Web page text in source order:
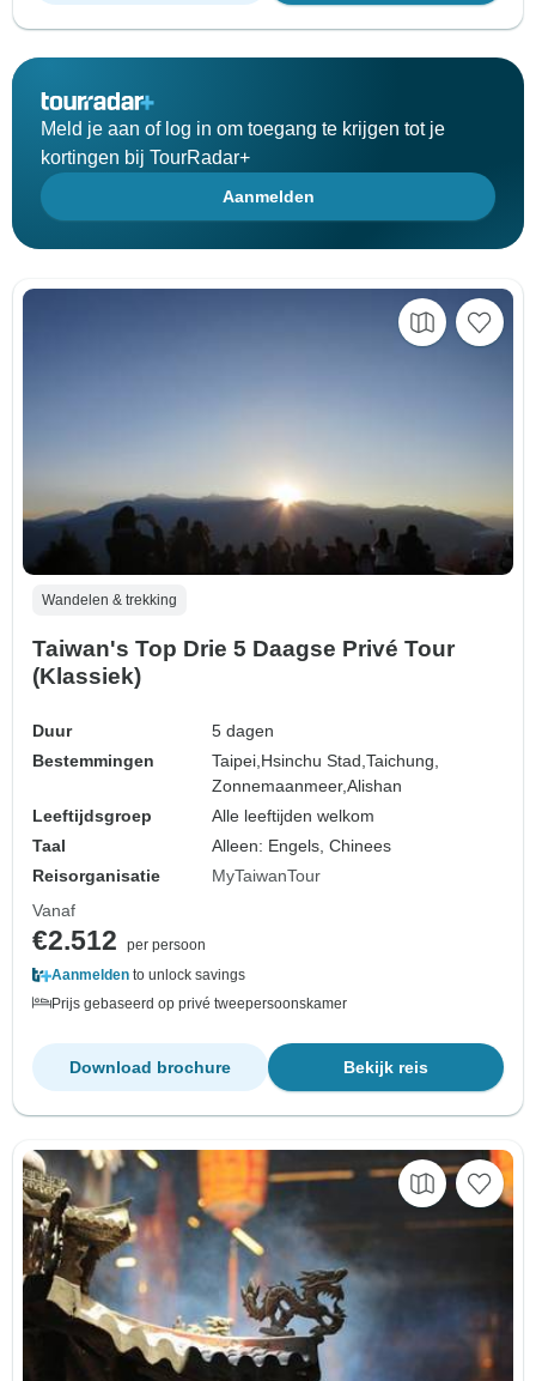
Meld je aan of log in om toegang te krijgen tot je
kortingen bij TourRadar+
Aanmelden
Wandelen & trekking
Taiwan's Top Drie 5 Daagse Privé Tour
(Klassiek)
Duur
5 dagen
Bestemmingen
Taipei,Hsinchu Stad,Taichung,
Zonnemaanmeer,Alishan
Leeftijdsgroep
Alle leeftijden welkom
Taal
Alleen: Engels, Chinees
Reisorganisatie
MyTaiwanTour
Vanaf
€2.512
per persoon
Aanmelden to unlock savings
Prijs gebaseerd op privé tweepersoonskamer
Bekijk reis
Download brochure